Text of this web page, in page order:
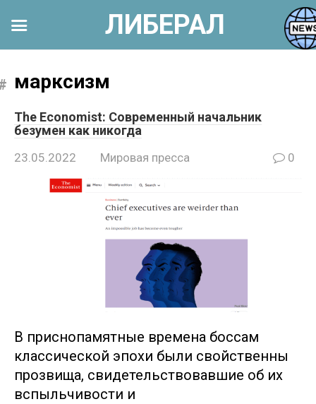
к
контенту
марксизм
The Economist: Современный начальник
безумен как никогда
23.05.2022 Мировая пресса 0
В приснопамятные времена боссам
классической эпохи были свойственны
прозвища, свидетельствовавшие об их
вспыльчивости и
ЛИБЕРАЛ